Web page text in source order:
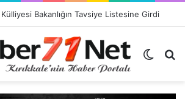
Yahşihan’da Korkutan Çökme! Bayraktepe Alarm Veriyor (Video-Haber)
Dış